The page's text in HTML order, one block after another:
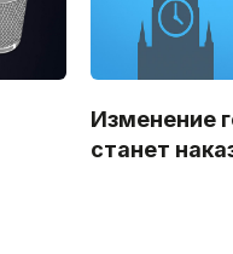
Изменение
станет